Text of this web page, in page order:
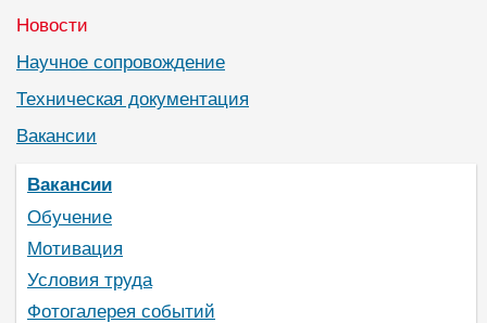
Новости
Научное сопровождение
Техническая документация
Вакансии
Вакансии
Обучение
Мотивация
Условия труда
Фотогалерея событий